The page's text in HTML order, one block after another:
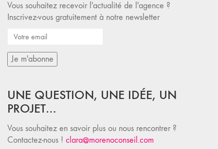
Vous souhaitez recevoir l'actualité de l'agence ?
Inscrivez-vous gratuitement à notre newsletter
UNE QUESTION, UNE IDÉE, UN
PROJET…
Vous souhaitez en savoir plus ou nous rencontrer ?
Contactez-nous ! clara@morenoconseil.com